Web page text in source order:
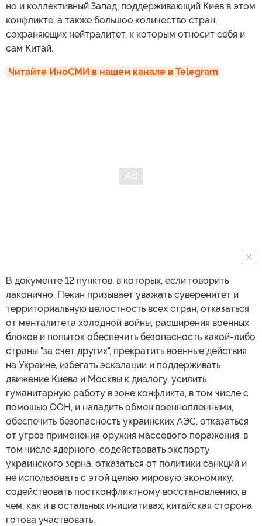
но и коллективный Запад, поддерживающий Киев в этом
конфликте, а также большое количество стран,
сохраняющих нейтралитет, к которым относит себя и
сам Китай.
Читайте ИноСМИ в нашем канале в Telegram
В документе 12 пунктов, в которых, если говорить
лаконично, Пекин призывает уважать суверенитет и
территориальную целостность всех стран, отказаться
от менталитета холодной войны, расширения военных
блоков и попыток обеспечить безопасность какой-либо
страны "за счет других", прекратить военные действия
на Украине, избегать эскалации и поддерживать
движение Киева и Москвы к диалогу, усилить
гуманитарную работу в зоне конфликта, в том числе с
помощью ООН, и наладить обмен военнопленными,
обеспечить безопасность украинских АЭС, отказаться
от угроз применения оружия массового поражения, в
том числе ядерного, содействовать экспорту
украинского зерна, отказаться от политики санкций и
не использовать с этой целью мировую экономику,
содействовать постконфликтному восстановлению, в
чем, как и в остальных инициативах, китайская сторона
готова участвовать.